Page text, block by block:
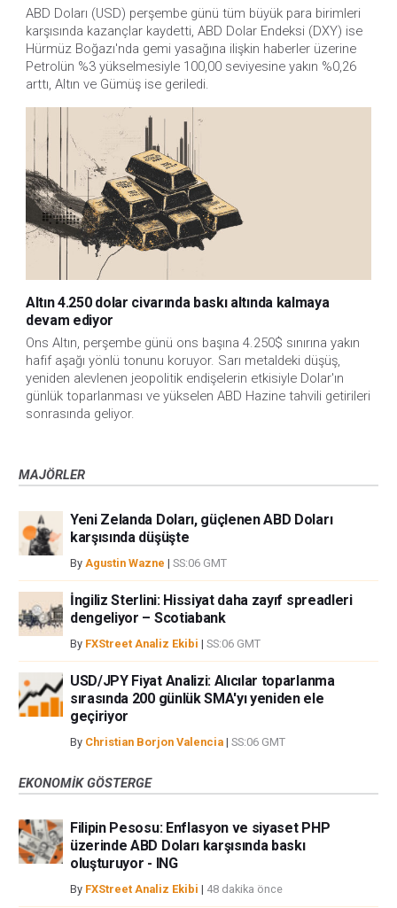
ABD Doları (USD) perşembe günü tüm büyük para birimleri
karşısında kazançlar kaydetti, ABD Dolar Endeksi (DXY) ise
Hürmüz Boğazı'nda gemi yasağına ilişkin haberler üzerine
Petrolün %3 yükselmesiyle 100,00 seviyesine yakın %0,26
arttı, Altın ve Gümüş ise geriledi.
Altın 4.250 dolar civarında baskı altında kalmaya
devam ediyor
Ons Altın, perşembe günü ons başına 4.250$ sınırına yakın
hafif aşağı yönlü tonunu koruyor. Sarı metaldeki düşüş,
yeniden alevlenen jeopolitik endişelerin etkisiyle Dolar'ın
günlük toparlanması ve yükselen ABD Hazine tahvili getirileri
sonrasında geliyor.
MAJÖRLER
Yeni Zelanda Doları, güçlenen ABD Doları
karşısında düşüşte
By Agustin Wazne | SS:06 GMT
İngiliz Sterlini: Hissiyat daha zayıf spreadleri
dengeliyor – Scotiabank
By FXStreet Analiz Ekibi | SS:06 GMT
USD/JPY Fiyat Analizi: Alıcılar toparlanma
sırasında 200 günlük SMA'yı yeniden ele
geçiriyor
By Christian Borjon Valencia | SS:06 GMT
EKONOMIK GÖSTERGE
Filipin Pesosu: Enflasyon ve siyaset PHP
üzerinde ABD Doları karşısında baskı
oluşturuyor - ING
By FXStreet Analiz Ekibi | 48 dakika önce